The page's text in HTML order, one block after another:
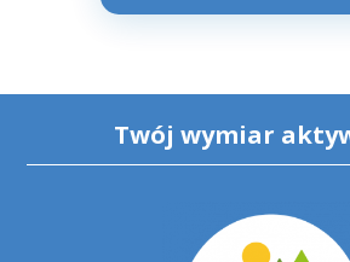
Twój wymiar